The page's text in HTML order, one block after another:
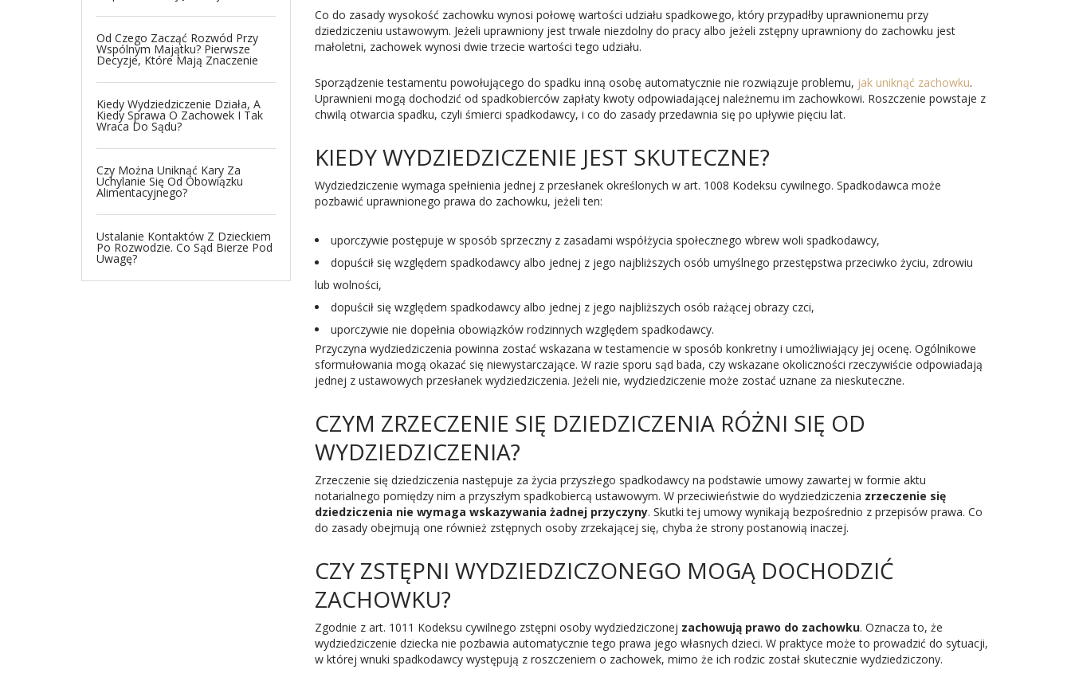
Co do zasady wysokość zachowku wynosi połowę wartości udziału spadkowego, który przypadłby uprawnionemu przy
dziedziczeniu ustawowym. Jeżeli uprawniony jest trwale niezdolny do pracy albo jeżeli zstępny uprawniony do zachowku jest
małoletni, zachowek wynosi dwie trzecie wartości tego udziału.
Sporządzenie testamentu powołującego do spadku inną osobę automatycznie nie rozwiązuje problemu, jak uniknąć zachowku.
Uprawnieni mogą dochodzić od spadkobierców zapłaty kwoty odpowiadającej należnemu im zachowkowi. Roszczenie powstaje z
chwilą otwarcia spadku, czyli śmierci spadkodawcy, i co do zasady przedawnia się po upływie pięciu lat.
KIEDY WYDZIEDZICZENIE JEST SKUTECZNE?
Wydziedziczenie wymaga spełnienia jednej z przesłanek określonych w art. 1008 Kodeksu cywilnego. Spadkodawca może
pozbawić uprawnionego prawa do zachowku, jeżeli ten:
uporczywie postępuje w sposób sprzeczny z zasadami współżycia społecznego wbrew woli spadkodawcy,
dopuścił się względem spadkodawcy albo jednej z jego najbliższych osób umyślnego przestępstwa przeciwko życiu, zdrowiu
lub wolności,
dopuścił się względem spadkodawcy albo jednej z jego najbliższych osób rażącej obrazy czci,
uporczywie nie dopełnia obowiązków rodzinnych względem spadkodawcy.
Przyczyna wydziedziczenia powinna zostać wskazana w testamencie w sposób konkretny i umożliwiający jej ocenę. Ogólnikowe
sformułowania mogą okazać się niewystarczające. W razie sporu sąd bada, czy wskazane okoliczności rzeczywiście odpowiadają
jednej z ustawowych przesłanek wydziedziczenia. Jeżeli nie, wydziedziczenie może zostać uznane za nieskuteczne.
CZYM ZRZECZENIE SIĘ DZIEDZICZENIA RÓŻNI SIĘ OD
WYDZIEDZICZENIA?
Zrzeczenie się dziedziczenia następuje za życia przyszłego spadkodawcy na podstawie umowy zawartej w formie aktu
notarialnego pomiędzy nim a przyszłym spadkobiercą ustawowym. W przeciwieństwie do wydziedziczenia zrzeczenie się
dziedziczenia nie wymaga wskazywania żadnej przyczyny. Skutki tej umowy wynikają bezpośrednio z przepisów prawa. Co
do zasady obejmują one również zstępnych osoby zrzekającej się, chyba że strony postanowią inaczej.
CZY ZSTĘPNI WYDZIEDZICZONEGO MOGĄ DOCHODZIĆ
ZACHOWKU?
Zgodnie z art. 1011 Kodeksu cywilnego zstępni osoby wydziedziczonej zachowują prawo do zachowku. Oznacza to, że
wydziedziczenie dziecka nie pozbawia automatycznie tego prawa jego własnych dzieci. W praktyce może to prowadzić do sytuacji,
w której wnuki spadkodawcy występują z roszczeniem o zachowek, mimo że ich rodzic został skutecznie wydziedziczony.
Od Czego Zacząć Rozwód Przy
Wspólnym Majątku? Pierwsze
Decyzje, Które Mają Znaczenie
Kiedy Wydziedziczenie Działa, A
Kiedy Sprawa O Zachowek I Tak
Wraca Do Sądu?
Czy Można Uniknąć Kary Za
Uchylanie Się Od Obowiązku
Alimentacyjnego?
Ustalanie Kontaktów Z Dzieckiem
Po Rozwodzie. Co Sąd Bierze Pod
Uwagę?